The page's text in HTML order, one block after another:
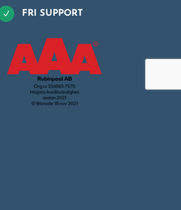
N FRI SUPPORT